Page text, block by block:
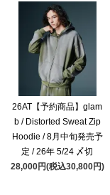
26AT【予約商品】glam
b / Distorted Sweat Zip
Hoodie / 8月中旬発売予
定 / 26年 5/24 〆切
28,000円(税込30,800円)